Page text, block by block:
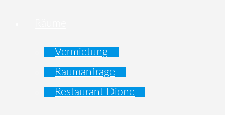
Vermietung
Raumanfrage
Restaurant Dione